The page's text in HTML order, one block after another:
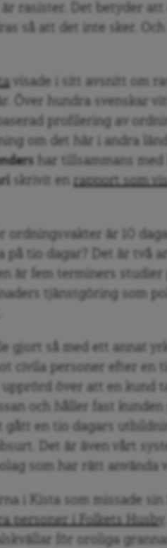
är rasister. Det betyder
så att det inte sker.
visade i sitt avsnitt om
Över hundra svenskar
profilering av
om det här i andra
har tillsammans
skrivit en rapport som
ordningsvakter är 10
på tio dagar? Det är två
är fem terminers studier
tjänstgöring som
gjort så med ett annat
civila personer efter en
över att en kund
och håller fast
gått en tio dagars
Det är även vårt
som har rätt använda
i Kista som missade
personer i Folkets Husby
för oroliga